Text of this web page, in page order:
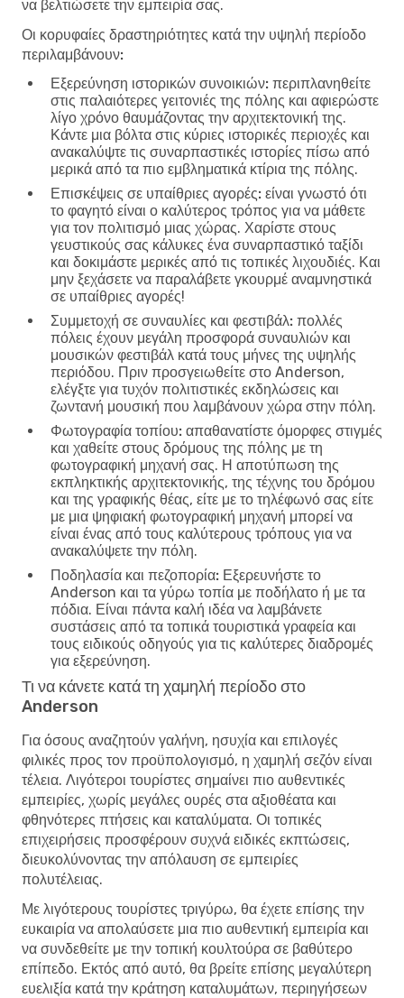
να βελτιώσετε την εμπειρία σας.
Οι κορυφαίες δραστηριότητες κατά την υψηλή περίοδο
περιλαμβάνουν:
Εξερεύνηση ιστορικών συνοικιών: περιπλανηθείτε
στις παλαιότερες γειτονιές της πόλης και αφιερώστε
λίγο χρόνο θαυμάζοντας την αρχιτεκτονική της.
Κάντε μια βόλτα στις κύριες ιστορικές περιοχές και
ανακαλύψτε τις συναρπαστικές ιστορίες πίσω από
μερικά από τα πιο εμβληματικά κτίρια της πόλης.
Επισκέψεις σε υπαίθριες αγορές: είναι γνωστό ότι
το φαγητό είναι ο καλύτερος τρόπος για να μάθετε
για τον πολιτισμό μιας χώρας. Χαρίστε στους
γευστικούς σας κάλυκες ένα συναρπαστικό ταξίδι
και δοκιμάστε μερικές από τις τοπικές λιχουδιές. Και
μην ξεχάσετε να παραλάβετε γκουρμέ αναμνηστικά
σε υπαίθριες αγορές!
Συμμετοχή σε συναυλίες και φεστιβάλ: πολλές
πόλεις έχουν μεγάλη προσφορά συναυλιών και
μουσικών φεστιβάλ κατά τους μήνες της υψηλής
περιόδου. Πριν προσγειωθείτε στο Anderson,
ελέγξτε για τυχόν πολιτιστικές εκδηλώσεις και
ζωντανή μουσική που λαμβάνουν χώρα στην πόλη.
Φωτογραφία τοπίου: απαθανατίστε όμορφες στιγμές
και χαθείτε στους δρόμους της πόλης με τη
φωτογραφική μηχανή σας. Η αποτύπωση της
εκπληκτικής αρχιτεκτονικής, της τέχνης του δρόμου
και της γραφικής θέας, είτε με το τηλέφωνό σας είτε
με μια ψηφιακή φωτογραφική μηχανή μπορεί να
είναι ένας από τους καλύτερους τρόπους για να
ανακαλύψετε την πόλη.
Ποδηλασία και πεζοπορία: Εξερευνήστε το
Anderson και τα γύρω τοπία με ποδήλατο ή με τα
πόδια. Είναι πάντα καλή ιδέα να λαμβάνετε
συστάσεις από τα τοπικά τουριστικά γραφεία και
τους ειδικούς οδηγούς για τις καλύτερες διαδρομές
για εξερεύνηση.
Τι να κάνετε κατά τη χαμηλή περίοδο στο
Anderson
Για όσους αναζητούν γαλήνη, ησυχία και επιλογές
φιλικές προς τον προϋπολογισμό, η χαμηλή σεζόν είναι
τέλεια. Λιγότεροι τουρίστες σημαίνει πιο αυθεντικές
εμπειρίες, χωρίς μεγάλες ουρές στα αξιοθέατα και
φθηνότερες πτήσεις και καταλύματα. Οι τοπικές
επιχειρήσεις προσφέρουν συχνά ειδικές εκπτώσεις,
διευκολύνοντας την απόλαυση σε εμπειρίες
πολυτέλειας.
Με λιγότερους τουρίστες τριγύρω, θα έχετε επίσης την
ευκαιρία να απολαύσετε μια πιο αυθεντική εμπειρία και
να συνδεθείτε με την τοπική κουλτούρα σε βαθύτερο
επίπεδο. Εκτός από αυτό, θα βρείτε επίσης μεγαλύτερη
ευελιξία κατά την κράτηση καταλυμάτων, περιηγήσεων